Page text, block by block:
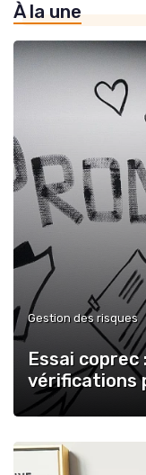
» Optimisation des
» Veille
Innovation dans
À la une
Gestion des risques
Essai
vérifications